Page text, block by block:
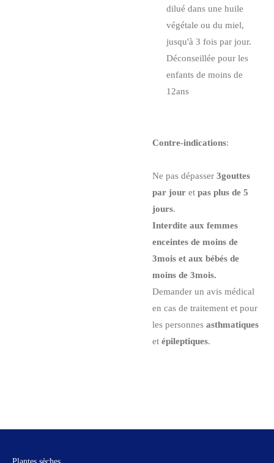
dilué dans une huile
végétale ou du miel,
jusqu'à 3 fois par jour.
Déconseillée pour les
enfants de moins de
12ans
Contre-indications:
Ne pas dépasser 3gouttes
par jour et pas plus de 5
jours.
Interdite aux femmes
enceintes de moins de
3mois et aux bébés de
moins de 3mois.
Demander un avis médical
en cas de traitement et pour
les personnes asthmatiques
et épileptiques.